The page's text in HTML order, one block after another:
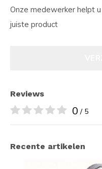
Onze medewerker helpt
juiste product
Reviews
0 / 5
Recente artikelen